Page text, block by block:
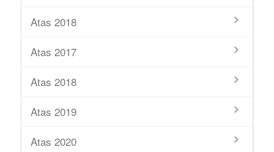
Atas 2018
Atas 2017
Atas 2018
Atas 2019
Atas 2020